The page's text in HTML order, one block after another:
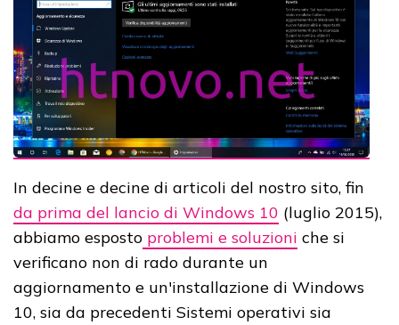
In decine e decine di articoli del nostro sito, fin
da prima del lancio di Windows 10 (luglio 2015),
abbiamo esposto problemi e soluzioni che si
verificano non di rado durante un
aggiornamento e un'installazione di Windows
10, sia da precedenti Sistemi operativi sia